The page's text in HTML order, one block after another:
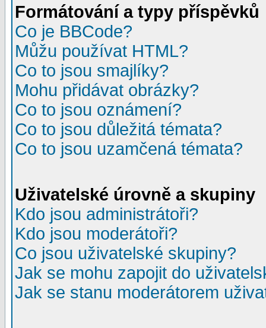
Formátování a typy příspěvků
Co je BBCode?
Můžu používat HTML?
Co to jsou smajlíky?
Mohu přidávat obrázky?
Co to jsou oznámení?
Co to jsou důležitá témata?
Co to jsou uzamčená témata?
Uživatelské úrovně a skupiny
Kdo jsou administrátoři?
Kdo jsou moderátoři?
Co jsou uživatelské skupiny?
Jak se mohu zapojit do
Jak se stanu moderátorem